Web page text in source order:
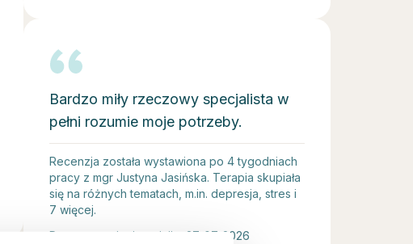
Bardzo miły rzeczowy specjalista w
pełni rozumie moje potrzeby.
Recenzja została wystawiona po 4 tygodniach
pracy z mgr Justyna Jasińska. Terapia skupiała
się na różnych tematach, m.in. depresja, stres i
7 więcej.
Data wystawienia opinii • 27. 07. 2026